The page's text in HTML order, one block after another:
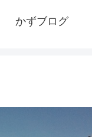
かずブログ